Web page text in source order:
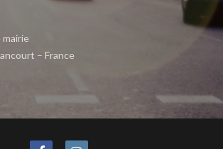
mairie
– France